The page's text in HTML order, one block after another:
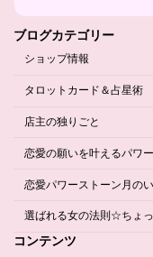
ブログカテゴリー
ショップ情報
タロットカード＆占星術
店主の独りごと
恋愛の願いを叶えるパワ
恋愛パワーストーン月の
選ばれる女の法則☆ちょ
コンテンツ